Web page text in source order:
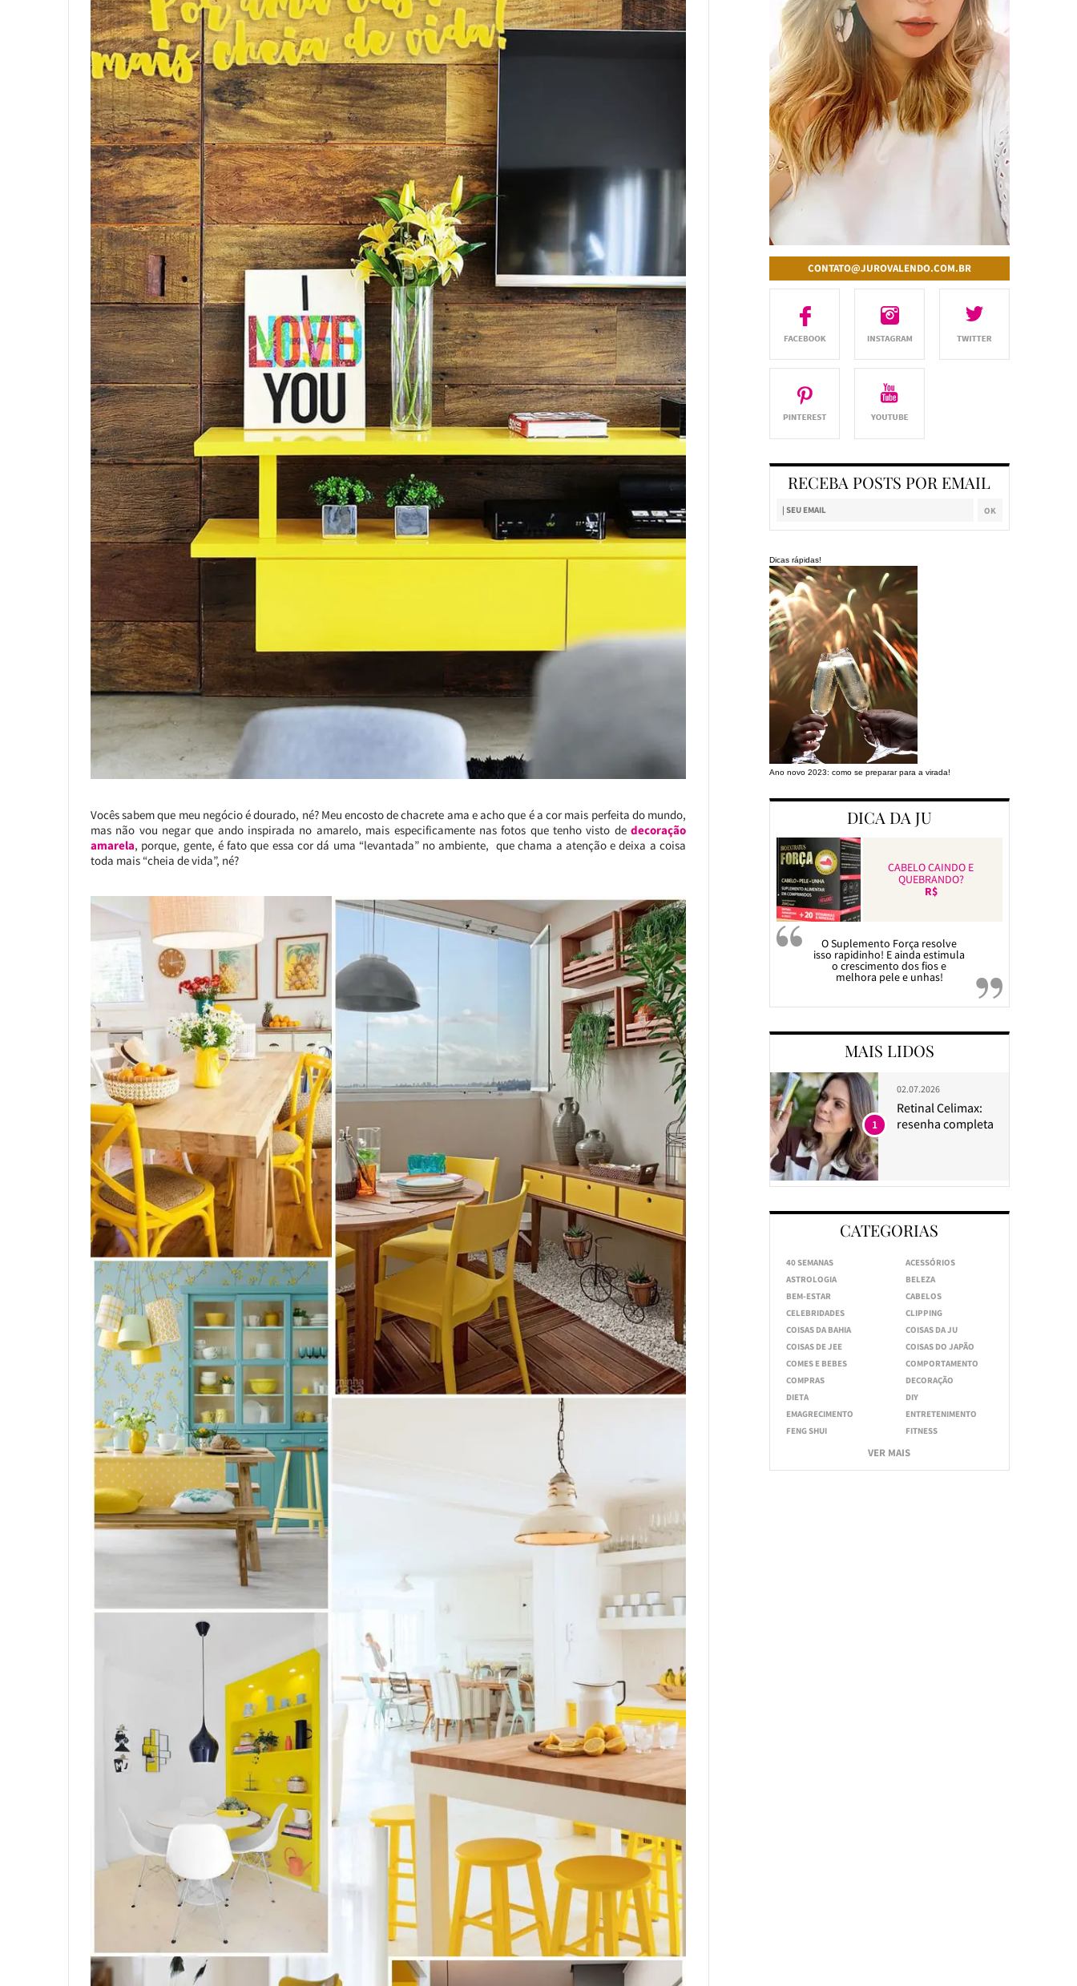
Vocês sabem que meu negócio é dourado, né? Meu encosto de chacrete ama e acho que é a cor mais perfeita do mundo,
mas não vou negar que ando inspirada no amarelo, mais especificamente nas fotos que tenho visto dedecoração
amarela, porque, gente, é fato que essa cor dá uma “levantada” no ambiente, que chama a atenção e deixa a coisa
toda mais “cheia de vida”, né?
CONTATO@JUROVALENDO.COM.BR
RECEBA POSTS POR EMAIL
Dicas rápidas!
Ano novo 2023: como se preparar para a virada!
DICA DA JU
CABELO CAINDO E
QUEBRANDO?
R$
O Suplemento Força resolve
isso rapidinho! E ainda estimula
o crescimento dos fios e
melhora pele e unhas!
MAIS LIDOS
02.07.2026
Retinal Celimax:
resenha completa
1
CATEGORIAS
40 SEMANAS
ACESSÓRIOS
ASTROLOGIA
BELEZA
BEM-ESTAR
CABELOS
CELEBRIDADES
CLIPPING
COISAS DA BAHIA
COISAS DA JU
COISAS DE JEE
COISAS DO JAPÃO
COMES E BEBES
COMPORTAMENTO
COMPRAS
DECORAÇÃO
DIETA
DIY
EMAGRECIMENTO
ENTRETENIMENTO
FENG SHUI
FITNESS
VER MAIS